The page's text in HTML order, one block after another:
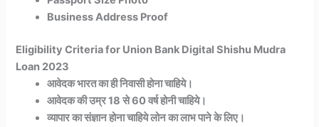
Business Address Proof
Eligibility Criteria for Union Bank Digital Shishu Mudra
Loan 2023
आवेदक भारत का ही निवासी होना चाहिये।
आवेदक की उम्र 18 से 60 वर्ष होनी चाहिये।
व्यापार का संज्ञान होना चाहिये लोन का लाभ पाने के लिए।